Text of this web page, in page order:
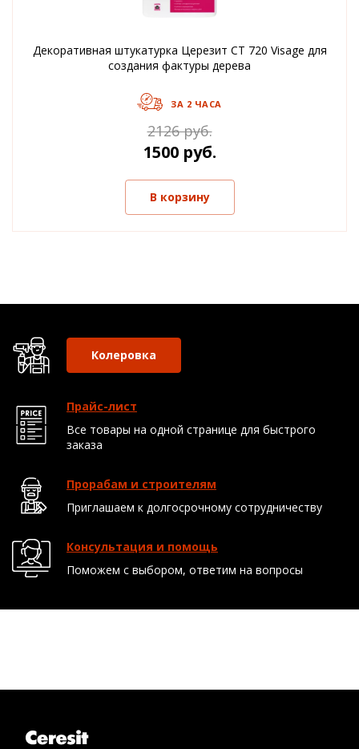
Декоративная штукатурка Церезит CT 720 Visage для
создания фактуры дерева
ЗА 2 ЧАСА
2126 руб.
1500 руб.
В корзину
Колеровка
Прайс-лист
Все товары на одной странице для быстрого
заказа
Прорабам и строителям
Приглашаем к долгосрочному сотрудничеству
Консультация и помощь
Поможем с выбором, ответим на вопросы